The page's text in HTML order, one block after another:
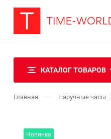
КАТАЛОГ ТОВАРОВ
Главная Наручные часы
Новинка